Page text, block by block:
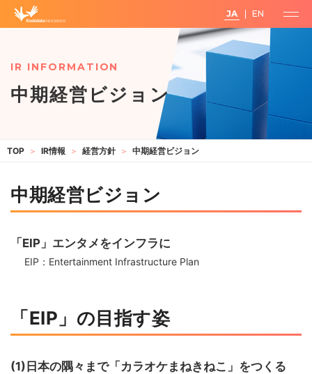
中期経営ビジョン
IR情報 経営方針 中期経営ビジョン
中期経営ビジョン
「EIP」エンタメをインフラに
EIP：Entertainment Infrastructure Plan
「EIP」の目指す姿
(1)日本の隅々まで「カラオケまねきねこ」をつくる
JA EN